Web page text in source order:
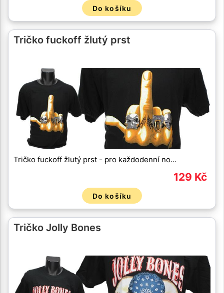
Do košíku
Tričko fuckoff žlutý prst
Tričko fuckoff žlutý prst - pro každodenní no…
129 Kč
Do košíku
Tričko Jolly Bones